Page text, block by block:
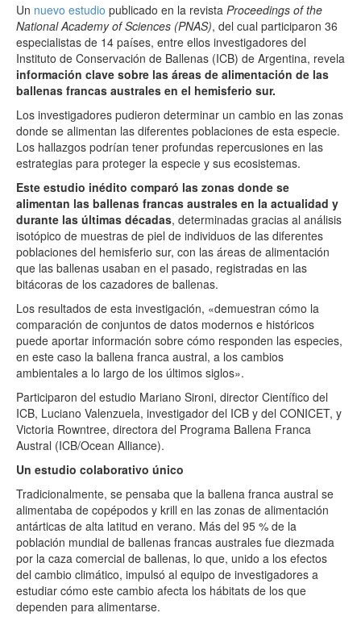
Un nuevo estudio publicado en la revista Proceedings of the
National Academy of Sciences (PNAS), del cual participaron 36
especialistas de 14 países, entre ellos investigadores del
Instituto de Conservación de Ballenas (ICB) de Argentina, revela
información clave sobre las áreas de alimentación de las
ballenas francas australes en el hemisferio sur.
Los investigadores pudieron determinar un cambio en las zonas
donde se alimentan las diferentes poblaciones de esta especie.
Los hallazgos podrían tener profundas repercusiones en las
estrategias para proteger la especie y sus ecosistemas.
Este estudio inédito comparó las zonas donde se
alimentan las ballenas francas australes en la actualidad y
durante las últimas décadas, determinadas gracias al análisis
isotópico de muestras de piel de individuos de las diferentes
poblaciones del hemisferio sur, con las áreas de alimentación
que las ballenas usaban en el pasado, registradas en las
bitácoras de los cazadores de ballenas.
Los resultados de esta investigación, «demuestran cómo la
comparación de conjuntos de datos modernos e históricos
puede aportar información sobre cómo responden las especies,
en este caso la ballena franca austral, a los cambios
ambientales a lo largo de los últimos siglos».
Participaron del estudio Mariano Sironi, director Científico del
ICB, Luciano Valenzuela, investigador del ICB y del CONICET, y
Victoria Rowntree, directora del Programa Ballena Franca
Austral (ICB/Ocean Alliance).
Un estudio colaborativo único
Tradicionalmente, se pensaba que la ballena franca austral se
alimentaba de copépodos y krill en las zonas de alimentación
antárticas de alta latitud en verano. Más del 95 % de la
población mundial de ballenas francas australes fue diezmada
por la caza comercial de ballenas, lo que, unido a los efectos
del cambio climático, impulsó al equipo de investigadores a
estudiar cómo este cambio afecta los hábitats de los que
dependen para alimentarse.